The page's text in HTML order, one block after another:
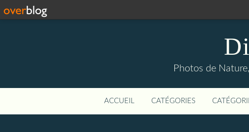
Photos de
ACCUEIL CATÉGORIES